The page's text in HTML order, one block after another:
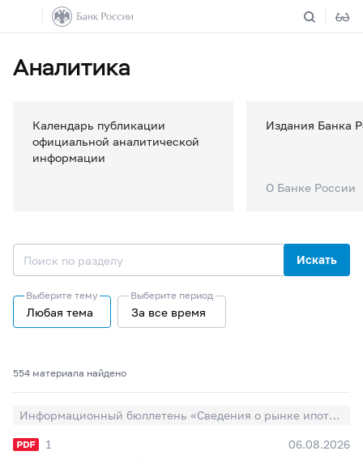
Аналитика
Календарь публикации
официальной аналитической
информации
Издания Банка
О Банке России
Искать
Выберите тему
Любая тема
Выберите период
За все время
554 материалa найдено
Информационный бюллетень «Сведения о рынке ипотечного жилищного кредитования в России»
1 06.08.2026